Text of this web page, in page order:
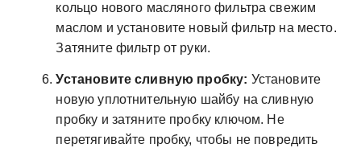
кольцо нового масляного фильтра свежим
маслом и установите новый фильтр на место.
Затяните фильтр от руки.
Установите сливную пробку: Установите
новую уплотнительную шайбу на сливную
пробку и затяните пробку ключом. Не
перетягивайте пробку, чтобы не повредить